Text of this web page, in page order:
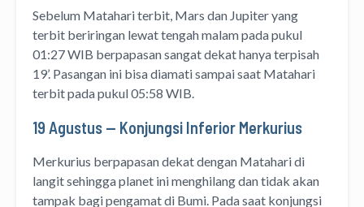
Sebelum Matahari terbit, Mars dan Jupiter yang
terbit beriringan lewat tengah malam pada pukul
01:27 WIB berpapasan sangat dekat hanya terpisah
19’. Pasangan ini bisa diamati sampai saat Matahari
terbit pada pukul 05:58 WIB.
19 Agustus — Konjungsi Inferior Merkurius
Merkurius berpapasan dekat dengan Matahari di
langit sehingga planet ini menghilang dan tidak akan
tampak bagi pengamat di Bumi. Pada saat konjungsi